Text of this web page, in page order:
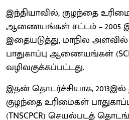
இந்தியாவில், குழந்தை
ஆணையங்கள் சட்டம் – 2005
இதையடுத்து, மாநில
பாதுகாப்பு ஆணையங்கள்
வழிவகுக்கப்பட்டது.
இதன் தொடர்ச்சியாக, 2013இல்
குழந்தை உரிமைகள்
(TNSCPCR) செயல்படத்